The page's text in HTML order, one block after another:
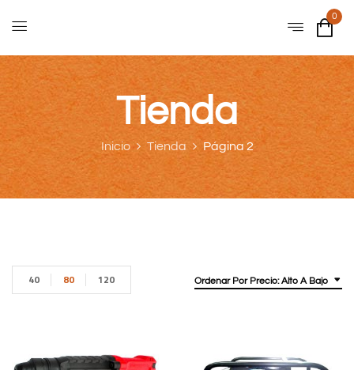
0
Tienda
Inicio Tienda Página 2
Ordenar Por Precio: Alto A Bajo
40 80 120